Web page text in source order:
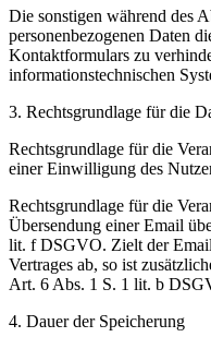
Die sonstigen während des
personenbezogenen Daten
Kontaktformulars zu
informationstechnischen
3. Rechtsgrundlage für die
Rechtsgrundlage für die
einer Einwilligung des
Rechtsgrundlage für die
Übersendung einer Email
lit. f DSGVO. Zielt der
Vertrages ab, so ist
Art. 6 Abs. 1 S. 1 lit. b
4. Dauer der Speicherung